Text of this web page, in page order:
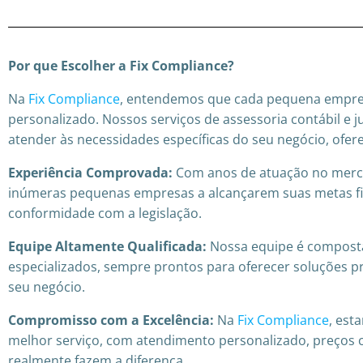
Por que Escolher a Fix Compliance?
Na Fix Compliance, entendemos que cada pequena
personalizado. Nossos serviços de assessoria contábil
atender às necessidades específicas do seu negócio,
Experiência Comprovada: Com anos de atuação no
inúmeras pequenas empresas a alcançarem suas metas
conformidade com a legislação.
Equipe Altamente Qualificada: Nossa equipe é
especializados, sempre prontos para oferecer soluções
seu negócio.
Compromisso com a Excelência: Na Fix Compliance,
melhor serviço, com atendimento personalizado, preços